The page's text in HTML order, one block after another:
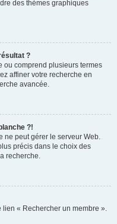
des thèmes graphiques
?
ou comprend plusieurs termes
affiner votre recherche en
avancée.
?!
ne peut gérer le serveur Web.
précis dans le choix des
recherche.
« Rechercher un membre ».